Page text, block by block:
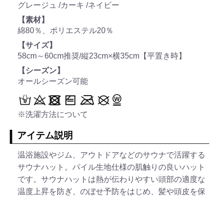
グレージュ /カーキ /ネイビー
【素材】
綿80％、ポリエステル20％
【サイズ】
58cm～60cm推奨/縦23cm×横35cm【平置き時】
【シーズン】
オールシーズン可能
※洗濯方法について
アイテム説明
温浴施設やジム、アウトドアなどのサウナで活躍する
サウナハット。パイル生地仕様の肌触りの良いハット
です。サウナハットは熱が伝わりやすい頭部の適度な
温度上昇を防ぎ、のぼせ予防をはじめ、髪や頭皮を保